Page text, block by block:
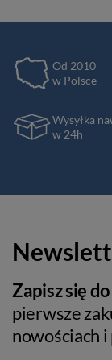
Od 2010
w Polsce
Wysyłka
w 24h
Zapisz się
pierwsze
nowościach